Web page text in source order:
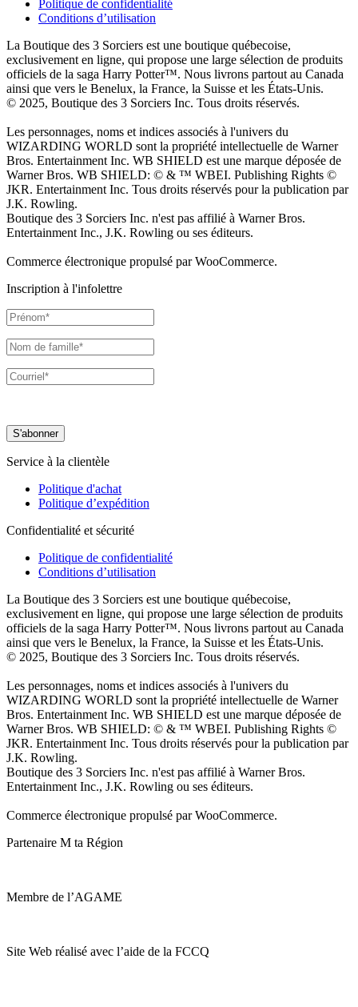
Politique de confidentialité
Conditions d’utilisation
La Boutique des 3 Sorciers est une boutique québecoise,
exclusivement en ligne, qui propose une large sélection de produits
officiels de la saga Harry Potter™. Nous livrons partout au Canada
ainsi que vers le Benelux, la France, la Suisse et les États-Unis.
© 2025, Boutique des 3 Sorciers Inc. Tous droits réservés.
Les personnages, noms et indices associés à l'univers du
WIZARDING WORLD sont la propriété intellectuelle de Warner
Bros. Entertainment Inc. WB SHIELD est une marque déposée de
Warner Bros. WB SHIELD: © & ™ WBEI. Publishing Rights ©
JKR. Entertainment Inc. Tous droits réservés pour la publication par
J.K. Rowling.
Boutique des 3 Sorciers Inc. n'est pas affilié à Warner Bros.
Entertainment Inc., J.K. Rowling ou ses éditeurs.
Commerce électronique propulsé par WooCommerce.
Inscription à l'infolettre
Service à la clientèle
Politique d'achat
Politique d’expédition
Confidentialité et sécurité
Politique de confidentialité
Conditions d’utilisation
La Boutique des 3 Sorciers est une boutique québecoise,
exclusivement en ligne, qui propose une large sélection de produits
officiels de la saga Harry Potter™. Nous livrons partout au Canada
ainsi que vers le Benelux, la France, la Suisse et les États-Unis.
© 2025, Boutique des 3 Sorciers Inc. Tous droits réservés.
Les personnages, noms et indices associés à l'univers du
WIZARDING WORLD sont la propriété intellectuelle de Warner
Bros. Entertainment Inc. WB SHIELD est une marque déposée de
Warner Bros. WB SHIELD: © & ™ WBEI. Publishing Rights ©
JKR. Entertainment Inc. Tous droits réservés pour la publication par
J.K. Rowling.
Boutique des 3 Sorciers Inc. n'est pas affilié à Warner Bros.
Entertainment Inc., J.K. Rowling ou ses éditeurs.
Commerce électronique propulsé par WooCommerce.
Partenaire M ta Région
Membre de l’AGAME
Site Web réalisé avec l’aide de la FCCQ